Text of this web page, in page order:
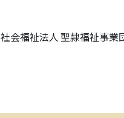
社会福祉法人 聖隷福祉事業